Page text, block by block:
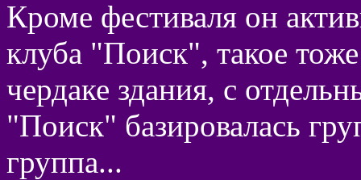
Кроме фестиваля он
клуба "Поиск", такое
чердаке здания, с
"Поиск" базировалась
группа...